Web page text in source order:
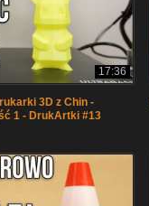
17:36
3D z Chin -
1 - DrukArtki #13